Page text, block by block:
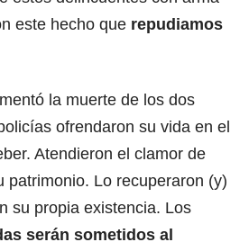
este hecho que repudiamos
la muerte de los dos
ofrendaron su vida en el
Atendieron el clamor de
patrimonio. Lo recuperaron (y)
su propia existencia. Los
serán sometidos al